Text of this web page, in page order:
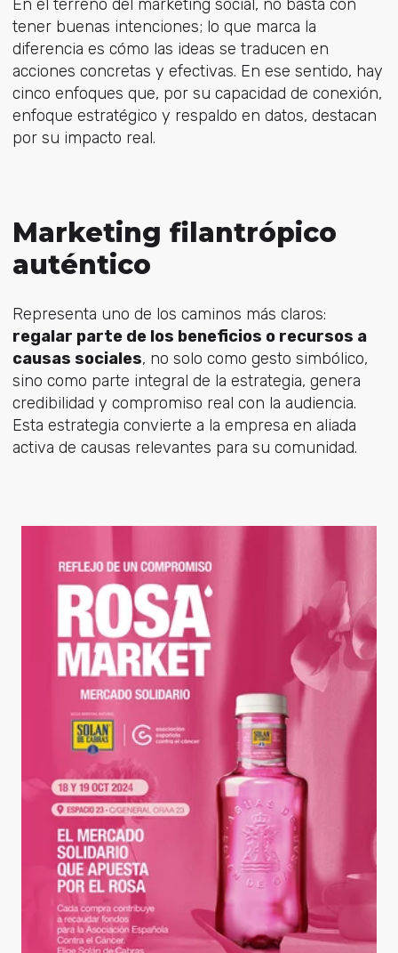
En el terreno del marketing social, no basta con
tener buenas intenciones; lo que marca la
diferencia es cómo las ideas se traducen en
acciones concretas y efectivas. En ese sentido, hay
cinco enfoques que, por su capacidad de conexión,
enfoque estratégico y respaldo en datos, destacan
por su impacto real.
Marketing filantrópico
auténtico
Representa uno de los caminos más claros:
regalar parte de los beneficios o recursos a
causas sociales, no solo como gesto simbólico,
sino como parte integral de la estrategia, genera
credibilidad y compromiso real con la audiencia.
Esta estrategia convierte a la empresa en aliada
activa de causas relevantes para su comunidad.